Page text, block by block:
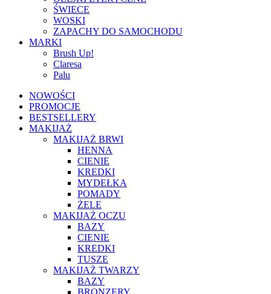
ŚWIECE
WOSKI
ZAPACHY DO SAMOCHODU
MARKI
Brush Up!
Claresa
Palu
NOWOŚCI
PROMOCJE
BESTSELLERY
MAKIJAŻ
MAKIJAŻ BRWI
HENNA
CIENIE
KREDKI
MYDEŁKA
POMADY
ŻELE
MAKIJAŻ OCZU
BAZY
CIENIE
KREDKI
TUSZE
MAKIJAŻ TWARZY
BAZY
BRONZERY